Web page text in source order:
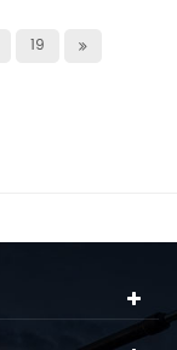
19